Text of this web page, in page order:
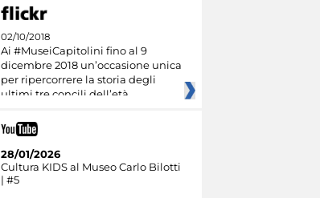
02/10/2018
Ai #MuseiCapitolini fino al 9
dicembre 2018 un’occasione unica
per ripercorrere la storia degli
ultimi tre concili dell’età
28/01/2026
Cultura KIDS al Museo Carlo Bilotti
| #5